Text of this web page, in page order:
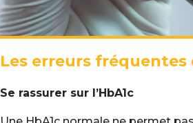
Les erreurs
Se rassurer sur l’HbA1c